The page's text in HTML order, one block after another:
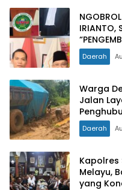
IRIANTO,
PINTU
PIDANA
Daerah
Warga
Jalan
Daerah
Kapolres
Melayu,
yang